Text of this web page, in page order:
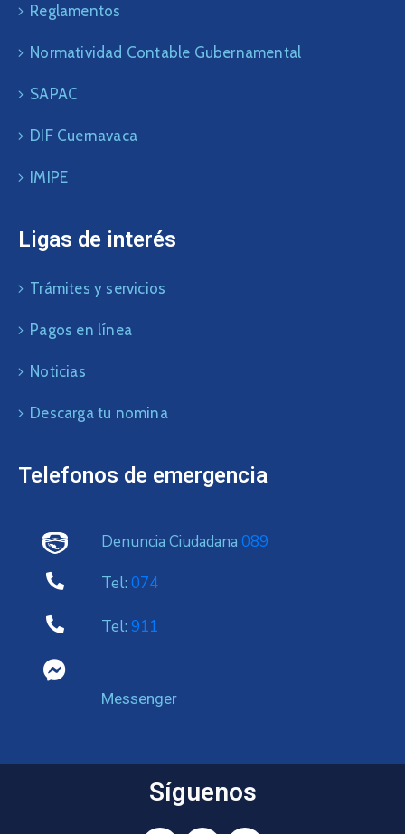
Reglamentos
Normatividad Contable Gubernamental
SAPAC
DIF Cuernavaca
IMIPE
Ligas de interés
Trámites y servicios
Pagos en línea
Noticias
Descarga tu nomina
Telefonos de emergencia
Denuncia Ciudadana 089
Tel: 074
Tel: 911
Messenger
Síguenos